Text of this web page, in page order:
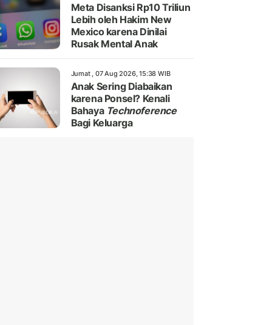
Meta Disanksi Rp10 Triliun
Lebih oleh Hakim New
Mexico karena Dinilai
Rusak Mental Anak
Jumat , 07 Aug 2026, 15:38 WIB
Anak Sering Diabaikan
karena Ponsel? Kenali
Bahaya Technoference
Bagi Keluarga